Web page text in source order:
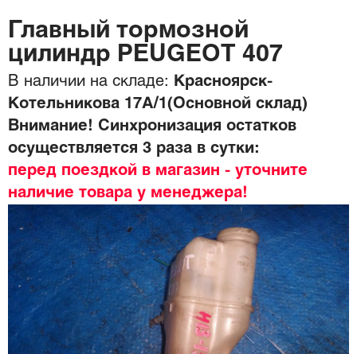
Главный тормозной
цилиндр PEUGEOT 407
В наличии на складе:
Красноярск-
Котельникова 17А/1(Основной склад)
Внимание! Синхронизация остатков
осуществляется 3 раза в сутки:
перед поездкой в магазин - уточните
наличие товара у менеджера!